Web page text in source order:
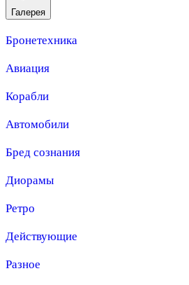
Галерея
Бронетехника
Авиация
Корабли
Автомобили
Бред сознания
Диорамы
Ретро
Действующие
Разное